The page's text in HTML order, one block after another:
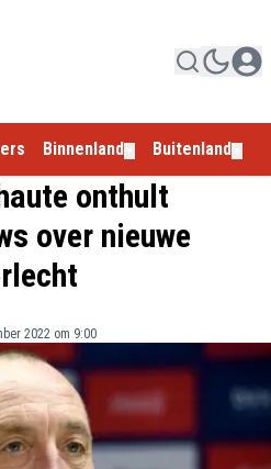
Binnenland Buitenland
onthult
over nieuwe
2022 om 9:00